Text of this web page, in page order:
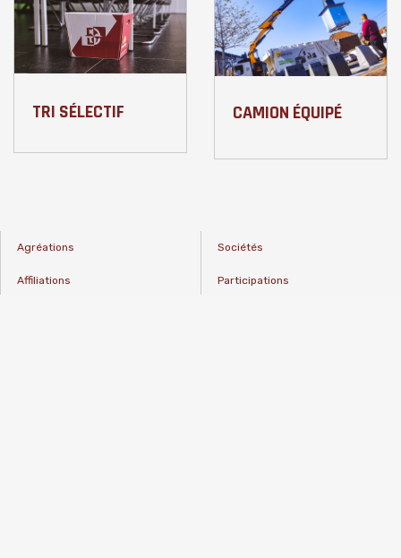
TRI SÉLECTIF CAMION ÉQUIPÉ
Agréations
Affiliations
Sociétés
Participations